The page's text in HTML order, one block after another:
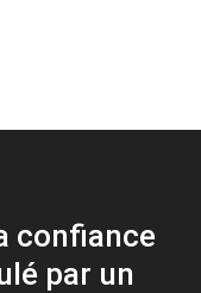
confiance
par un